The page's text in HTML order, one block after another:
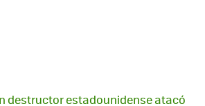
destructor estadounidense atacó